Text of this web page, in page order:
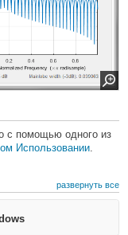
с помощью одного из
Использовании
развернуть все